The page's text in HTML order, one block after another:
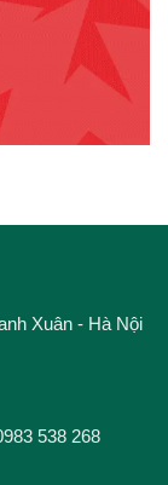
Xuân - Hà Nội
538 268